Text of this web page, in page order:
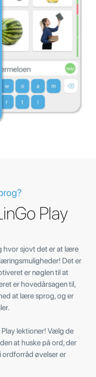
Play
hvor sjovt det er at lære
Det er
er nøglen til at
er hovedårsagen til,
at lære sprog, og er
lektioner! Vælg de
at huske på ord, der
ordforråd øvelser er